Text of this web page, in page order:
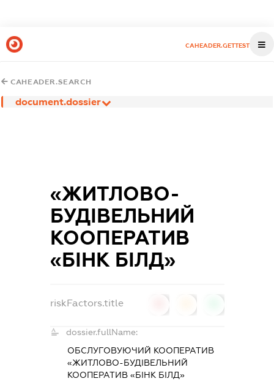
CAHEADER.GETTEST
CAHEADER.SEARCH
document.dossier
«ЖИТЛОВО-
БУДІВЕЛЬНИЙ
КООПЕРАТИВ
«БІНК БІЛД»
riskFactors.title
dossier.fullName:
ОБСЛУГОВУЮЧИЙ КООПЕРАТИВ
«ЖИТЛОВО-БУДІВЕЛЬНИЙ
КООПЕРАТИВ «БІНК БІЛД»